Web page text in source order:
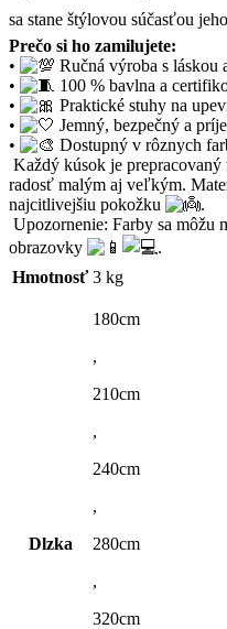
sa stane štýlovou súčasťou
Prečo si ho zamilujete:
•
Ručná výroba s láskou
•
100 % bavlna a
•
Praktické stuhy na
•
Jemný, bezpečný a
•
Dostupný v rôznych
Každý kúsok je
radosť malým aj veľkým.
najcitlivejšiu pokožku
.
Upozornenie: Farby sa môžu
obrazovky
.
Hmotnosť 3 kg
Dlzka
180cm
,
210cm
,
240cm
,
280cm
,
320cm